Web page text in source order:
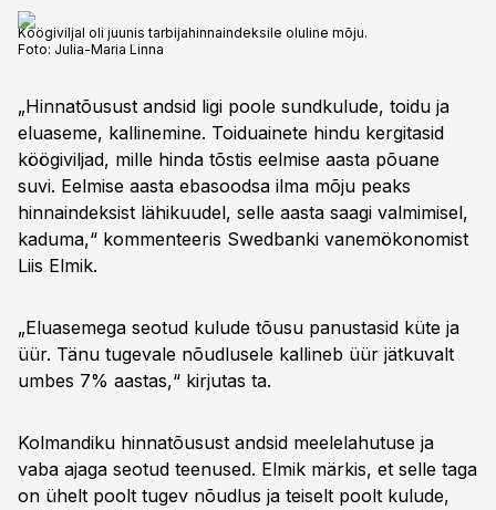
Köögiviljal oli juunis tarbijahinnaindeksile oluline mõju.
Foto: Julia-Maria Linna
„Hinnatõusust andsid ligi poole sundkulude, toidu ja
eluaseme, kallinemine. Toiduainete hindu kergitasid
köögiviljad, mille hinda tõstis eelmise aasta põuane
suvi. Eelmise aasta ebasoodsa ilma mõju peaks
hinnaindeksist lähikuudel, selle aasta saagi valmimisel,
kaduma,“ kommenteeris Swedbanki vanemökonomist
Liis Elmik.
„Eluasemega seotud kulude tõusu panustasid küte ja
üür. Tänu tugevale nõudlusele kallineb üür jätkuvalt
umbes 7% aastas,“ kirjutas ta.
Kolmandiku hinnatõusust andsid meelelahutuse ja
vaba ajaga seotud teenused. Elmik märkis, et selle taga
on ühelt poolt tugev nõudlus ja teiselt poolt kulude,